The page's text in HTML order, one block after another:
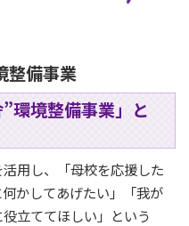
整備事業
環境整備事業」と
用し、「母校を応援した
かしてあげたい」「我が
立ててほしい」という